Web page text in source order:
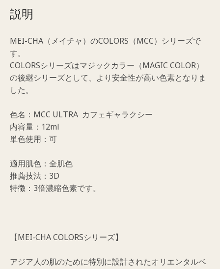
ク
シ
個
説明
MEI-CHA（メイチャ）のCOLORS（MCC）シリーズで
す。
COLORSシリーズはマジックカラー（MAGIC COLOR）
の後継シリーズとして、より安全性が高い色素となりま
した。
色名：MCC ULTRA カフェギャラクシー
内容量：12ml
単色使用：可
適用肌色：全肌色
推薦技法：3D
特徴：3倍濃縮色素です。
【MEI-CHA COLORSシリーズ】
アジア人の肌のために特別に設計されたオリエンタルベ